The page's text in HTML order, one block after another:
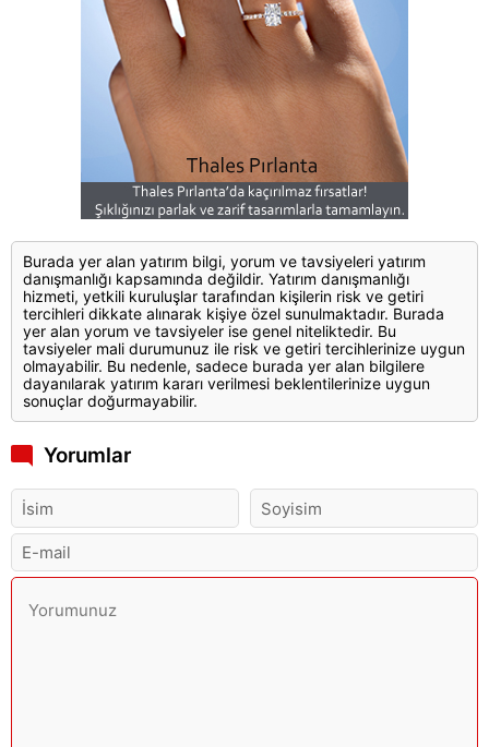
Burada yer alan yatırım bilgi, yorum ve tavsiyeleri yatırım
danışmanlığı kapsamında değildir. Yatırım danışmanlığı
hizmeti, yetkili kuruluşlar tarafından kişilerin risk ve getiri
tercihleri dikkate alınarak kişiye özel sunulmaktadır. Burada
yer alan yorum ve tavsiyeler ise genel niteliktedir. Bu
tavsiyeler mali durumunuz ile risk ve getiri tercihlerinize uygun
olmayabilir. Bu nedenle, sadece burada yer alan bilgilere
dayanılarak yatırım kararı verilmesi beklentilerinize uygun
sonuçlar doğurmayabilir.
Yorumlar